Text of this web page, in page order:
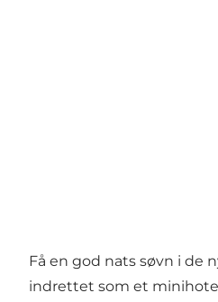
Få en god nats søvn i de
indrettet som et